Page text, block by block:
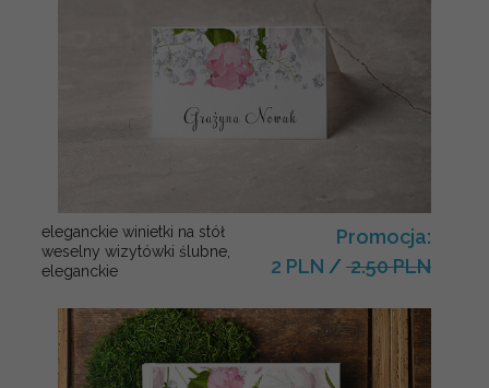
eleganckie winietki na stół
weselny wizytówki ślubne,
eleganckie
Promocja:
2 PLN / 2.50 PLN